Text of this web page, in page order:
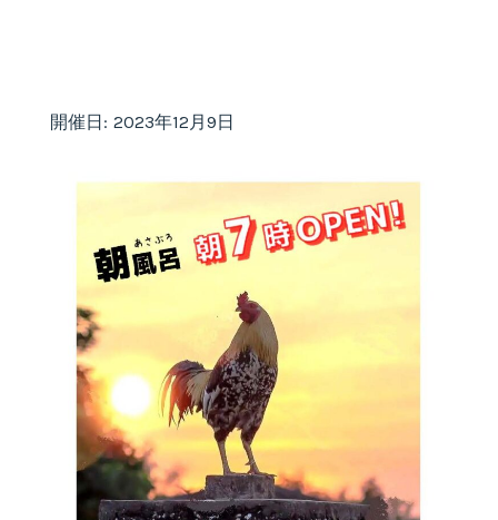
開催日: 2023年12月9日